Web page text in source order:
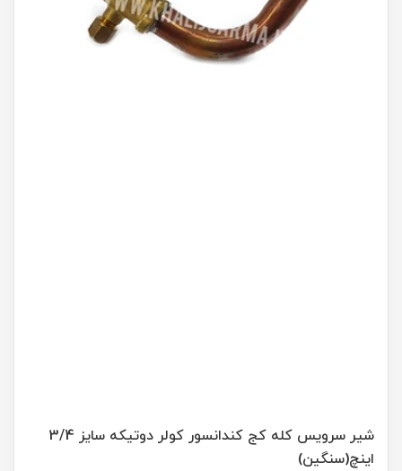
شیر سرویس کله کج کندانسور کولر دوتیکه سایز 3/4
اینچ(سنگین)